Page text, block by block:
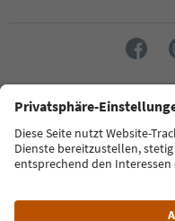
FAQ Kontakt Presse